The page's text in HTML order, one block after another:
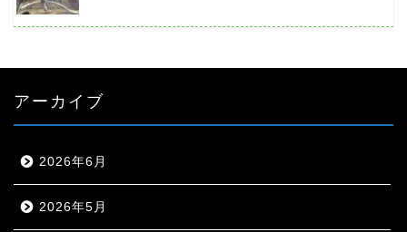
アーカイブ
2026年6月
2026年5月